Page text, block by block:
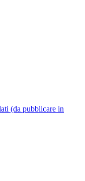
(da pubblicare in